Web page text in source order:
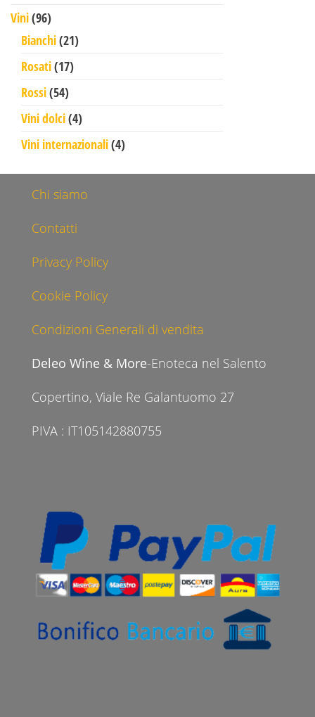
Vini 9696 prodotti
Bianchi 2121 prodotti
Rosati 1717 prodotti
Rossi 5454 prodotti
Vini dolci 44 prodotti
Vini internazionali 44 prodotti
Chi siamo
Contatti
Privacy Policy
Cookie Policy
Condizioni Generali di vendita
Deleo Wine & More-Enoteca nel Salento
Copertino, Viale Re Galantuomo 27
PIVA : IT105142880755